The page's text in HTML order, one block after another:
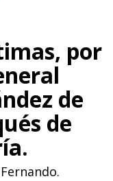
por
de
de